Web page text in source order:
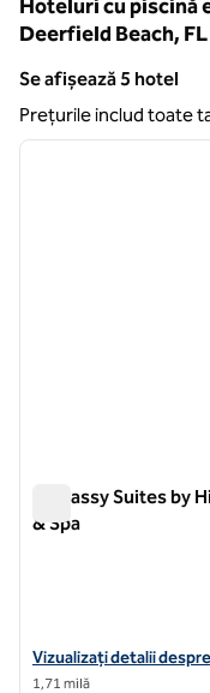
Hoteluri cu piscină
Deerfield Beach, FL
Se afișează 5 hotel
Se afișează 5 hotel
Prețurile includ toate
1 din 12
Embassy Suites by
& Spa
Vizualizați detaliile
Vizualizați detalii
1,71 milă